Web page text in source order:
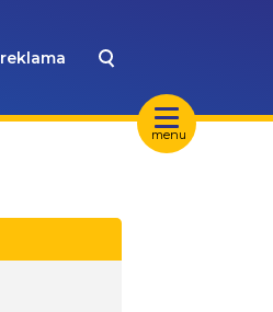
menu
reklama